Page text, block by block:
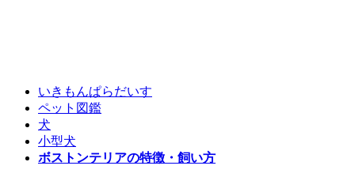
いきもんぱらだいす
ペット図鑑
犬
小型犬
ボストンテリアの特徴・飼い方